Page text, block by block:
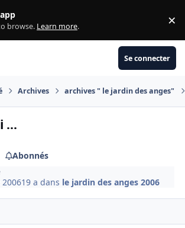
browse. Learn more. ×
Se connecter
Archives archives " le jardin des anges"
...
Abonnés
19 a dans le jardin des anges 2006